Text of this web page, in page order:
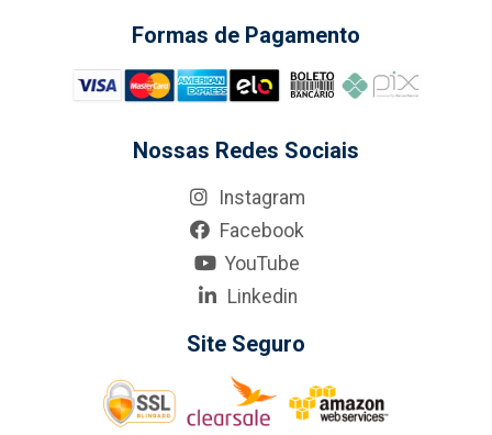
Formas de Pagamento
Nossas Redes Sociais
Instagram
Facebook
YouTube
Linkedin
Site Seguro